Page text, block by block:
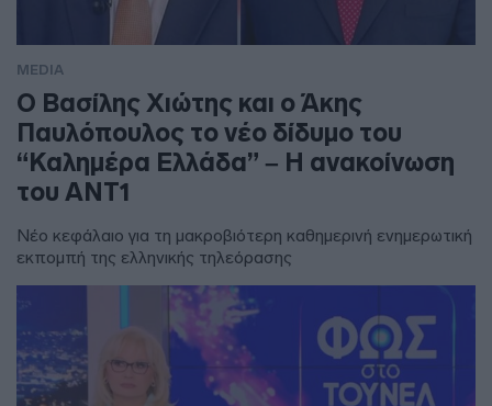
MEDIA
Ο Βασίλης Χιώτης και ο Άκης
Παυλόπουλος το νέο δίδυμο του
“Καλημέρα Ελλάδα” – Η ανακοίνωση
του ΑΝΤ1
Νέο κεφάλαιο για τη μακροβιότερη καθημερινή ενημερωτική
εκπομπή της ελληνικής τηλεόρασης